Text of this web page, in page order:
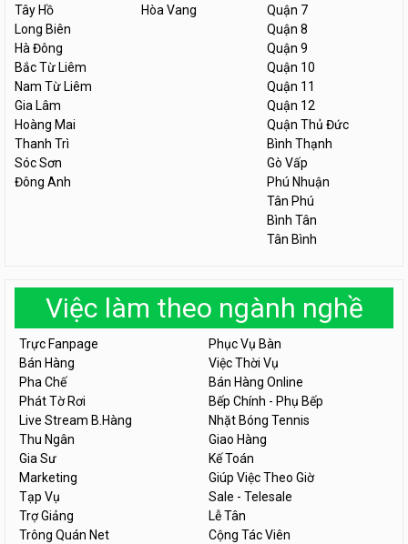
Tây Hồ
Long Biên
Hà Đông
Bắc Từ Liêm
Nam Từ Liêm
Gia Lâm
Hoàng Mai
Thanh Trì
Sóc Sơn
Đông Anh
Hòa Vang
Quận 7
Quận 8
Quận 9
Quận 10
Quận 11
Quận 12
Quận Thủ Đức
Bình Thạnh
Gò Vấp
Phú Nhuận
Tân Phú
Bình Tân
Tân Bình
Việc làm theo ngành nghề
Trực Fanpage
Phục Vụ Bàn
Bán Hàng
Việc Thời Vụ
Pha Chế
Bán Hàng Online
Phát Tờ Rơi
Bếp Chính - Phụ Bếp
Live Stream B.Hàng
Nhặt Bóng Tennis
Thu Ngân
Giao Hàng
Gia Sư
Kế Toán
Marketing
Giúp Việc Theo Giờ
Tạp Vụ
Sale - Telesale
Trợ Giảng
Lễ Tân
Trông Quán Net
Cộng Tác Viên